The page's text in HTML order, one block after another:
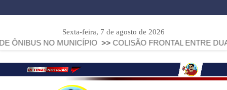
Sexta-feira, 7 de agosto de 2026
MUNICÍPIO >> COLISÃO FRONTAL ENTRE DUAS FIAT